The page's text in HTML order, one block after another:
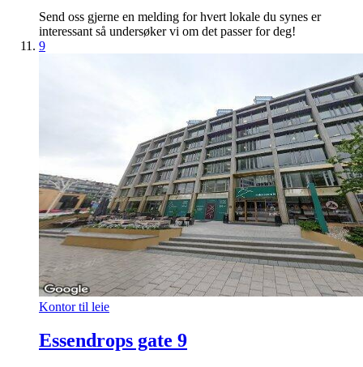
Send oss gjerne en melding for hvert lokale du synes er
interessant så undersøker vi om det passer for deg!
9
Kontor til leie
Essendrops gate 9